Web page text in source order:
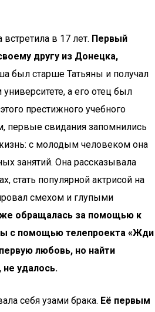
в 17 лет. Первый
другу из Донецка,
был старше Татьяны и получал
а его отец был
престижного учебного
первые свидания запомнились
с молодым человеком она
занятий. Она рассказывала
стать популярной актрисой на
смехом и глупыми
обращалась за помощью к
с помощью телепроекта «Жди
любовь, но найти
удалось.
себя узами брака. Её первым